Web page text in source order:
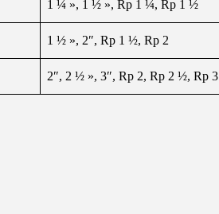
1 ¼ », 1 ½ », Rp 1 ¼, Rp 1 ½
1 ½ », 2″, Rp 1 ½, Rp 2
2″, 2 ½ », 3″, Rp 2, Rp 2 ½, Rp 3